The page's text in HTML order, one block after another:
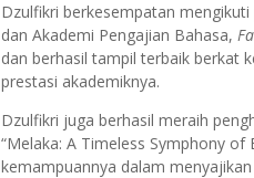
Dzulfikri berkesempatan
dan Akademi Pengajian Bahasa,
dan berhasil tampil terbaik berkat
prestasi akademiknya.
Dzulfikri juga berhasil meraih
“Melaka: A Timeless Symphony
kemampuannya dalam